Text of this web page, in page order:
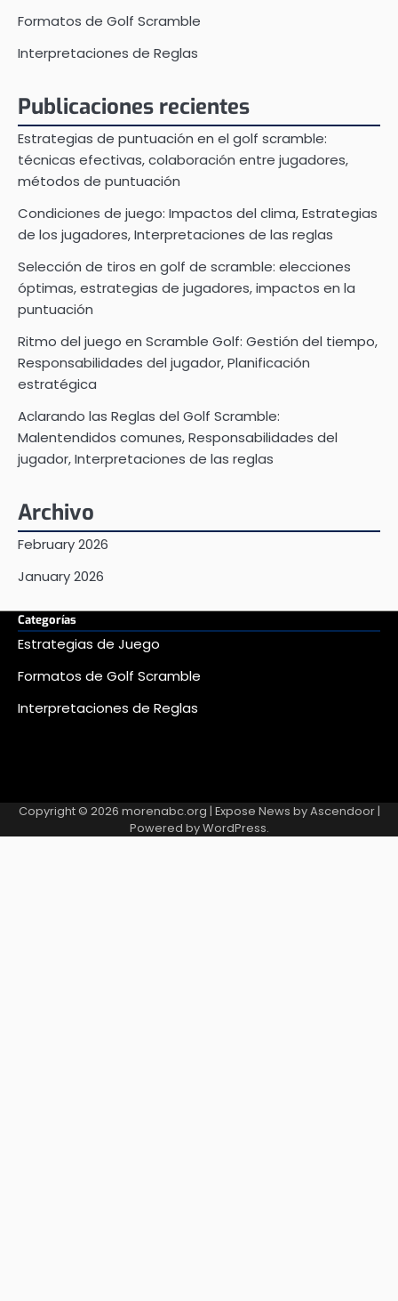
Formatos de Golf Scramble
Interpretaciones de Reglas
Publicaciones recientes
Estrategias de puntuación en el golf scramble:
técnicas efectivas, colaboración entre jugadores,
métodos de puntuación
Condiciones de juego: Impactos del clima, Estrategias
de los jugadores, Interpretaciones de las reglas
Selección de tiros en golf de scramble: elecciones
óptimas, estrategias de jugadores, impactos en la
puntuación
Ritmo del juego en Scramble Golf: Gestión del tiempo,
Responsabilidades del jugador, Planificación
estratégica
Aclarando las Reglas del Golf Scramble:
Malentendidos comunes, Responsabilidades del
jugador, Interpretaciones de las reglas
Archivo
February 2026
January 2026
Categorías
Estrategias de Juego
Formatos de Golf Scramble
Interpretaciones de Reglas
Copyright © 2026 morenabc.org | Expose News byAscendoor|
Powered byWordPress.